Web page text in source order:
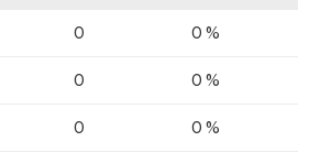
0 0 %
0 0 %
0 0 %